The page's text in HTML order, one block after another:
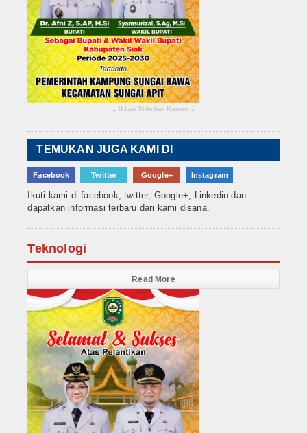
▴ Iklan Sidebar Kanan ▴
TEMUKAN JUGA KAMI DI
Facebook Twitter Google+ Instagram
Ikuti kami di facebook, twitter, Google+, Linkedin dan
dapatkan informasi terbaru dari kami disana.
Teknologi
Read More